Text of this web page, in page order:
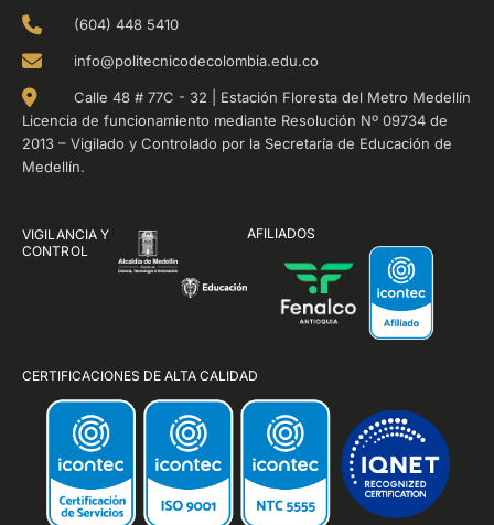
(604) 448 5410
info@politecnicodecolombia.edu.co
Calle 48 # 77C - 32 | Estación Floresta del Metro Medellín
Licencia de funcionamiento mediante Resolución Nº 09734 de
2013 – Vigilado y Controlado por la Secretaría de Educación de
Medellín.
VIGILANCIA Y
CONTROL
AFILIADOS
CERTIFICACIONES DE ALTA CALIDAD